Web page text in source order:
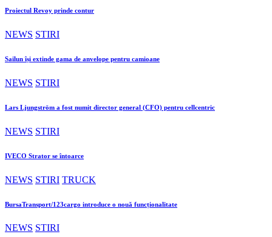
Proiectul Revoy prinde contur
NEWS STIRI
Sailun își extinde gama de anvelope pentru camioane
NEWS STIRI
Lars Ljungström a fost numit director general (CFO) pentru cellcentric
NEWS STIRI
IVECO Strator se întoarce
NEWS STIRI TRUCK
BursaTransport/123cargo introduce o nouă funcționalitate
NEWS STIRI